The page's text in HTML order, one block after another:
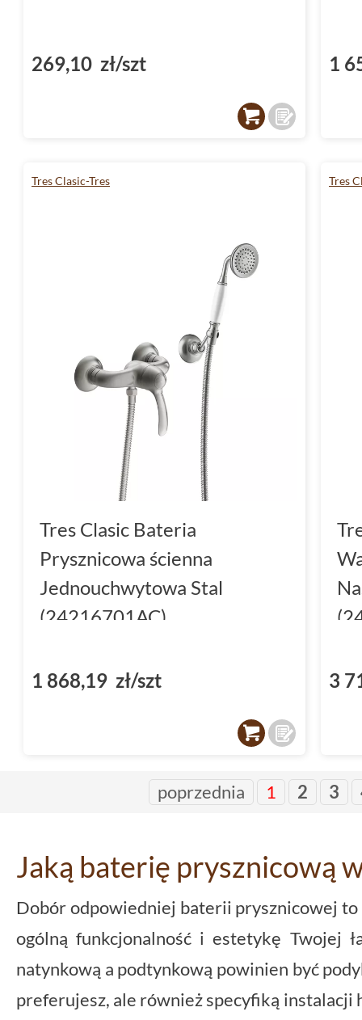
269,10 zł/szt 1
Tres Clasic-Tres
Tres Clasic Bateria
Prysznicowa ścienna
Jednouchwytowa Stal
(24216701AC)
1 868,19 zł/szt
Tres
3
poprzednia 1 2 3
Jaką baterię prysznicową
Dobór odpowiedniej baterii prysznicowej to
ogólną funkcjonalność i estetykę Twojej
natynkową a podtynkową powinien być
preferujesz, ale również specyfiką instalacji